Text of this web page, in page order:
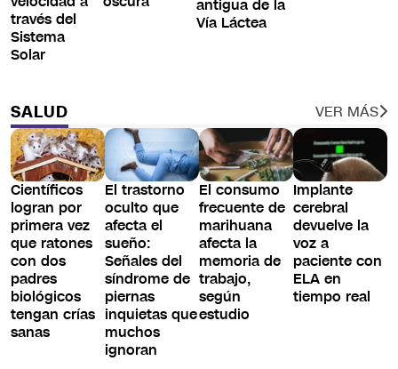
través del
Sistema
Solar
antigua de la
Vía Láctea
SALUD VER MÁS
Científicos
logran por
primera vez
que ratones
con dos
padres
biológicos
tengan crías
sanas
El trastorno
oculto que
afecta el
sueño:
Señales del
síndrome de
piernas
inquietas que
muchos
ignoran
El consumo
frecuente de
marihuana
afecta la
memoria de
trabajo,
según
estudio
Implante
cerebral
devuelve la
voz a
paciente con
ELA en
tiempo real